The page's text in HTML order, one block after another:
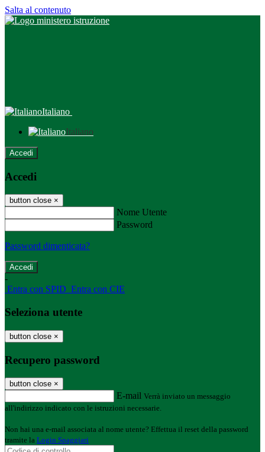
Salta al contenuto
Italiano
Italiano
Accedi
Accedi
button close ×
Nome Utente
Password
Password dimenticata?
-
Entra con SPID Entra con CIE
Seleziona utente
button close ×
Recupero password
button close ×
E-mail Verrà inviato un messaggio
all'indirizzo indicato con le istruzioni necessarie.
Non hai una e-mail associata al nome utente? Effettua il reset della password
tramite la Login Spaggiari